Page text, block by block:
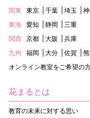
関東
東京 千葉 埼玉
東海
愛知 静岡
三重
関西
京都 大阪
兵庫
九州
福岡 大分 佐賀
オンライン教室をご希望の
花まるとは
教育の未来に対する思い